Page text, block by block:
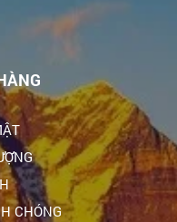
CHÓNG